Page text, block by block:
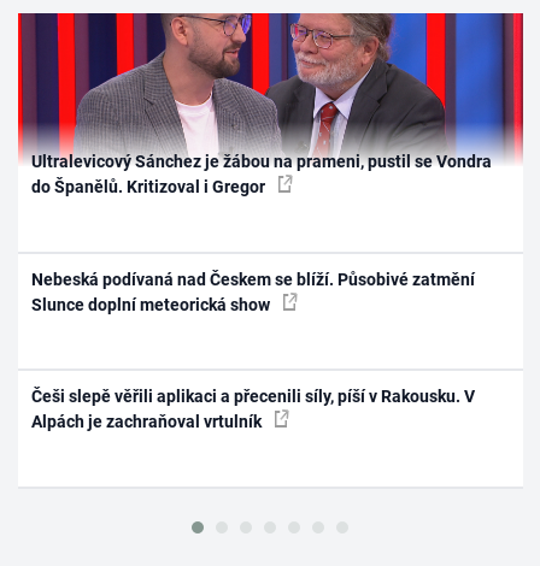
Ultralevicový Sánchez je žábou na prameni, pustil se Vondra
do Španělů. Kritizoval i Gregor
Nebeská podívaná nad Českem se blíží. Působivé zatmění
Slunce doplní meteorická show
Češi slepě věřili aplikaci a přecenili síly, píší v Rakousku. V
Alpách je zachraňoval vrtulník